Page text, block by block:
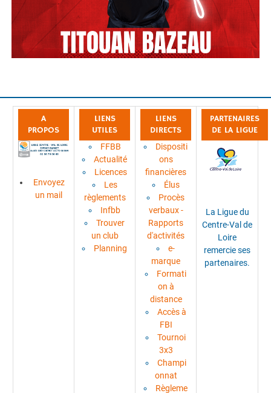
A
PROPOS
Envoyez
un mail
LIENS
UTILES
FFBB
Actualité
Licences
Les
règlements
Infbb
Trouver
un club
Planning
LIENS
DIRECTS
Dispositi
ons
financières
Élus
Procès
verbaux -
Rapports
d'activités
e-
marque
Formati
on à
distance
Accès à
FBI
Tournoi
3x3
Champi
onnat
Règleme
PARTENAIRES
DE LA LIGUE
La Ligue du
Centre-Val de
Loire
remercie ses
partenaires.